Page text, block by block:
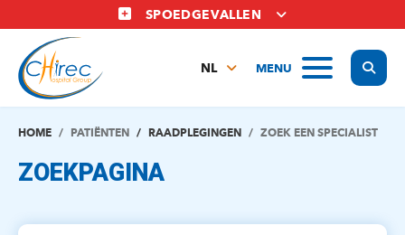
en
naar
inhoud
gaan
SPOEDGEVALLEN
MENU
NL
EN
HOME PATIËNTEN RAADPLEGINGEN ZOEK EEN SPECIALIST
ZOEKPAGINA